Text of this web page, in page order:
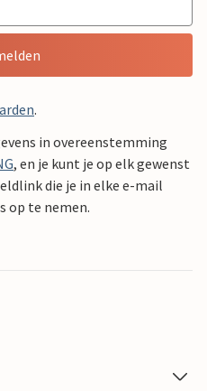
.
in overeenstemming
, en je kunt je op elk gewenst
die je in elke e-mail
op te nemen.